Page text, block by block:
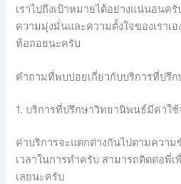
เราไปถึงเป้าหมายได้อย่างแน่นอนค
ความมุ่งมั่นและความตั้งใจของเราเ
ท้อถอยนะครับ
คำถามที่พบบ่อยเกี่ยวกับบริการที่ปรึ
1. บริการที่ปรึกษาวิทยานิพนธ์มีค่าใช้
ค่าบริการจะแตกต่างกันไปตามควา
เวลาในการทำครับ สามารถติดต่อพี่เ
เลยนะครับ